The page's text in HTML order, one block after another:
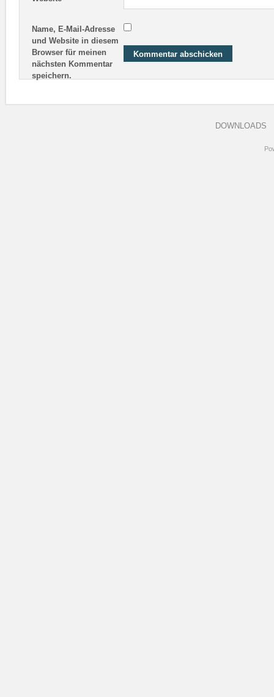
Name, E-Mail-Adresse
und Website in diesem
Browser für meinen
nächsten Kommentar
speichern.
DOWNLOADS